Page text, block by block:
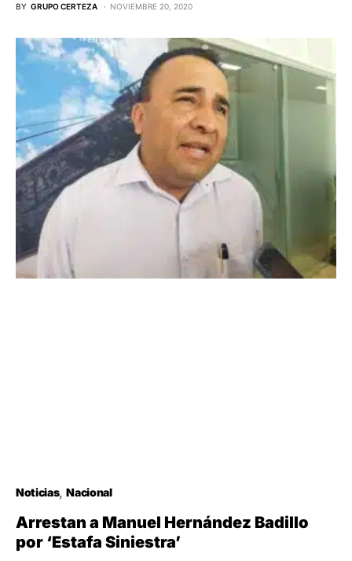
BY GRUPO CERTEZA NOVIEMBRE 20, 2020
Noticias Nacional
Arrestan a Manuel Hernández Badillo
por ‘Estafa Siniestra’